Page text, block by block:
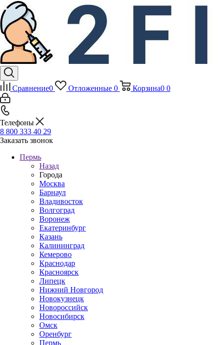
Сравнение0 Отложенные 0 Корзина0 0
Телефоны
8 800 333 40 29
Заказать звонок
Пермь
Назад
Города
Москва
Барнаул
Владивосток
Волгоград
Воронеж
Екатеринбург
Казань
Калининград
Кемерово
Краснодар
Красноярск
Липецк
Нижний Новгород
Новокузнецк
Новороссийск
Новосибирск
Омск
Оренбург
Пермь